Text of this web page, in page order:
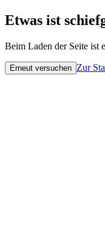
Etwas ist
Beim Laden der Seite ist
Erneut versuchen Zur